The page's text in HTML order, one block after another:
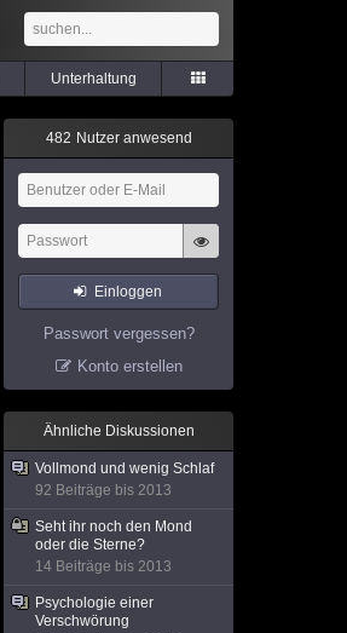
Unterhaltung
482 Nutzer anwesend
Einloggen
Passwort vergessen?
Konto erstellen
Ähnliche Diskussionen
Vollmond und wenig Schlaf
92 Beiträge bis 2013
Seht ihr noch den Mond
oder die Sterne?
14 Beiträge bis 2013
Psychologie einer
Verschwörung